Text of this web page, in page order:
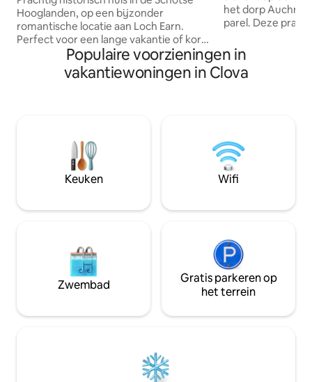
Hooglanden, op een bijzonder
romantische locatie aan Loch Earn.
Perfect voor een lange vakantie of korte
vakantie met familie of vrienden, een
speciale viering of zelfs een
huwelijksreis! Of gewoon om van het
van Edinburgh. Heerlijk het hele jaar
door – in de zomer, zon en dineren op
het terras; in de winter, wandelingen en
opwarmen bij het houtvuur. Altijd een
het dorp
parel. Deze prachtige locatie is de
Aberdeenshire,
Tayside te
golfen in
ontspannen in de
ontspannen
zee. Boek in de
Populaire voorzieningen in
vakantiewoningen in Clova
Keuken Wifi
Zwembad
Gratis parkeren op
het terrein